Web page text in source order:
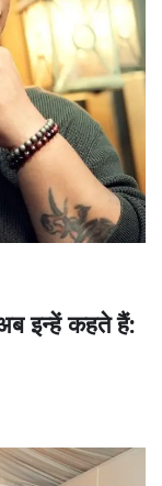
इन्हें कहते हैं: